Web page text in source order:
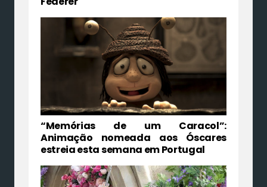
“Memórias de um Caracol”:
Animação nomeada aos Óscares
estreia esta semana em Portugal